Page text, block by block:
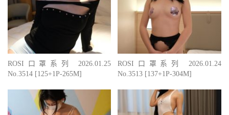
ROSI口罩系列 2026.01.25
No.3514 [125+1P-265M]
ROSI口罩系列 2026.01.24
No.3513 [137+1P-304M]